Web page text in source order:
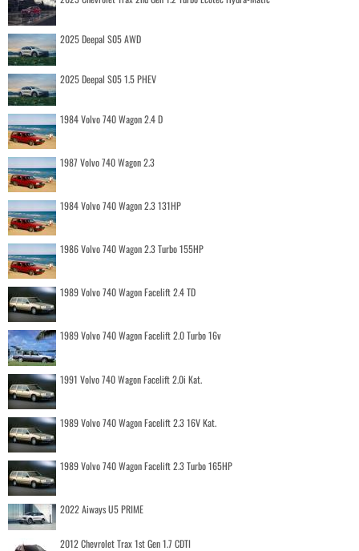
2025 Deepal S05 AWD
2025 Deepal S05 1.5 PHEV
1984 Volvo 740 Wagon 2.4 D
1987 Volvo 740 Wagon 2.3
1984 Volvo 740 Wagon 2.3 131HP
1986 Volvo 740 Wagon 2.3 Turbo 155HP
1989 Volvo 740 Wagon Facelift 2.4 TD
1989 Volvo 740 Wagon Facelift 2.0 Turbo 16v
1991 Volvo 740 Wagon Facelift 2.0i Kat.
1989 Volvo 740 Wagon Facelift 2.3 16V Kat.
1989 Volvo 740 Wagon Facelift 2.3 Turbo 165HP
2022 Aiways U5 PRIME
2012 Chevrolet Trax 1st Gen 1.7 CDTI